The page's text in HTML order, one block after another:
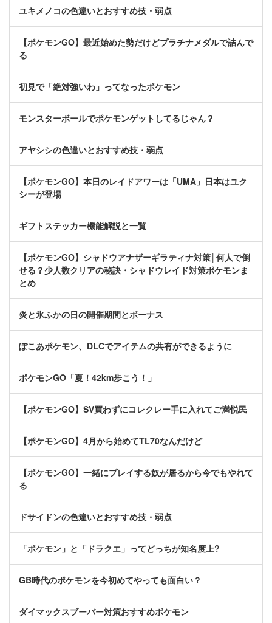
ユキメノコの色違いとおすすめ技・弱点
【ポケモンGO】最近始めた勢だけどプラチナメダルで詰んで
る
初見で「絶対強いわ」ってなったポケモン
モンスターボールでポケモンゲットしてるじゃん？
アヤシシの色違いとおすすめ技・弱点
【ポケモンGO】本日のレイドアワーは「UMA」日本はユク
シーが登場
ギフトステッカー機能解説と一覧
【ポケモンGO】シャドウアナザーギラティナ対策│何人で倒
せる？少人数クリアの秘訣・シャドウレイド対策ポケモンま
とめ
炎と氷ふかの日の開催期間とボーナス
ぽこあポケモン、DLCでアイテムの共有ができるように
ポケモンGO「夏！42km歩こう！」
【ポケモンGO】SV買わずにコレクレー手に入れてご満悦民
【ポケモンGO】4月から始めてTL70なんだけど
【ポケモンGO】一緒にプレイする奴が居るから今でもやれて
る
ドサイドンの色違いとおすすめ技・弱点
「ポケモン」と「ドラクエ」ってどっちが知名度上?
GB時代のポケモンを今初めてやっても面白い？
ダイマックスブーバー対策おすすめポケモン